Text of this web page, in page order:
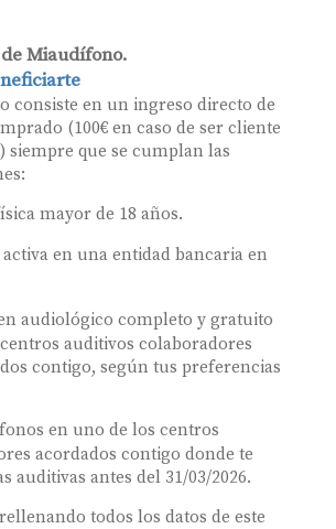
Miaudífono.
consiste en un ingreso directo de
(100€ en caso de ser cliente
siempre que se cumplan las
mayor de 18 años.
en una entidad bancaria en
audiológico completo y gratuito
auditivos colaboradores
contigo, según tus preferencias
en uno de los centros
acordados contigo donde te
auditivas antes del 31/03/2026.
todos los datos de este